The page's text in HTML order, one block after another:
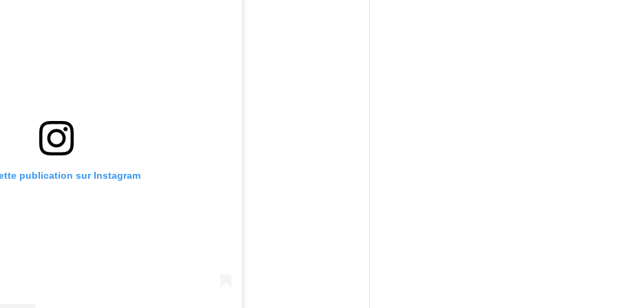
publication sur Instagram